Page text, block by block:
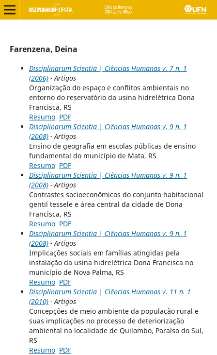
Farenzena, Deina
Disciplinarum Scientia | Ciências Humanas v. 7 n. 1
(2006)- Artigos
Organização do espaço e conflitos ambientais no
entorno do reservatório da usina hidrelétrica Dona
Francisca, RS
Resumo PDF
Disciplinarum Scientia | Ciências Humanas v. 9 n. 1
(2008)- Artigos
Ensino de geografia em escolas públicas de ensino
fundamental do município de Mata, RS
Resumo PDF
Disciplinarum Scientia | Ciências Humanas v. 9 n. 1
(2008)- Artigos
Contrastes socioeconômicos do conjunto habitacional
gentil tessele e área central da cidade de Dona
Francisca, RS
Resumo PDF
Disciplinarum Scientia | Ciências Humanas v. 9 n. 1
(2008)- Artigos
Implicações sociais em famílias atingidas pela
instalação da usina hidrelétrica Dona Francisca no
município de Nova Palma, RS
Resumo PDF
Disciplinarum Scientia | Ciências Humanas v. 11 n. 1
(2010)- Artigos
Concepções de meio ambiente da população rural e
suas implicações no processo de deteriorização
ambiental na localidade de Quilombo, Paraíso do Sul,
RS
Resumo PDF